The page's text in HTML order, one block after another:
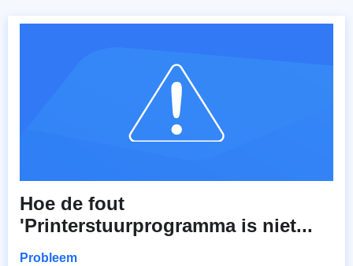
Hoe de fout
'Printerstuurprogramma is niet...
Probleem